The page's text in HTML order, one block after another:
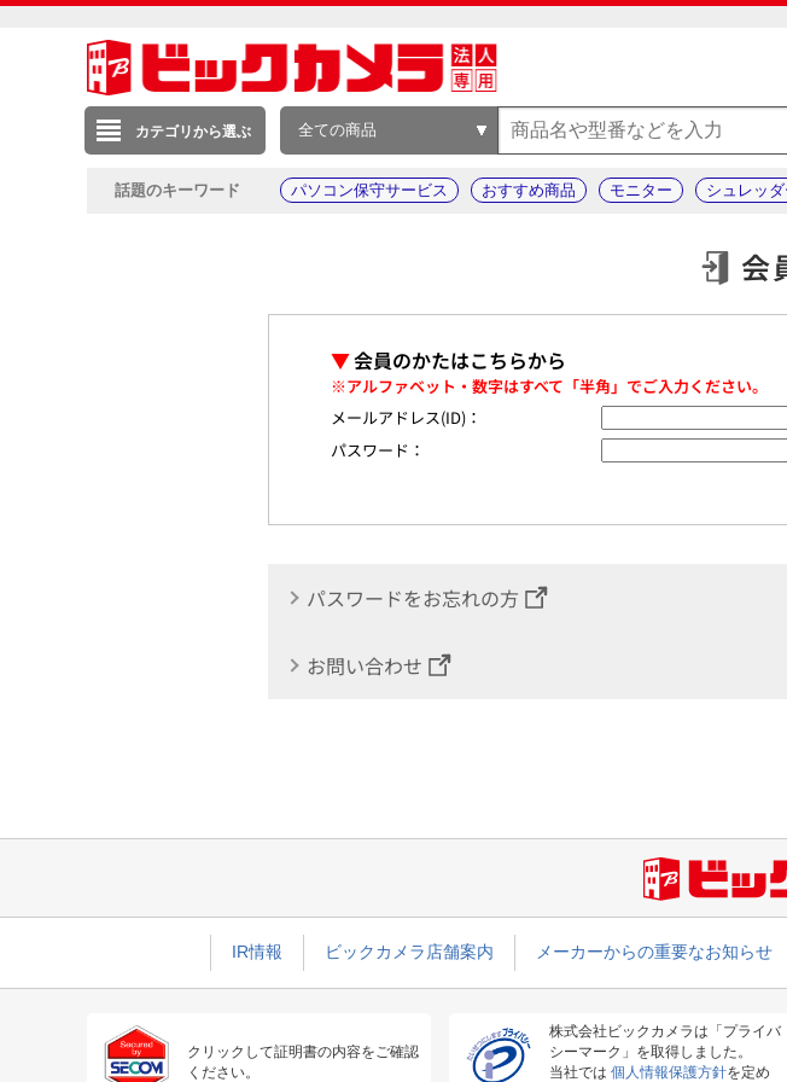
カテゴリから選ぶ 全ての商品
話題のキーワード パソコン保守サービス おすすめ商品 モニター シュレッダ
会
▼会員のかたはこちらから
※アルファベット・数字はすべて「半角」でご入力ください。
メールアドレス(ID)：
パスワード：
パスワードをお忘れの方
お問い合わせ
IR情報 ビックカメラ店舗案内 メーカーからの重要なお知らせ
クリックして証明書の内容をご確認
ください。
株式会社ビックカメラは「プライバ
シーマーク」を取得しました。
当社では 個人情報保護方針を定め